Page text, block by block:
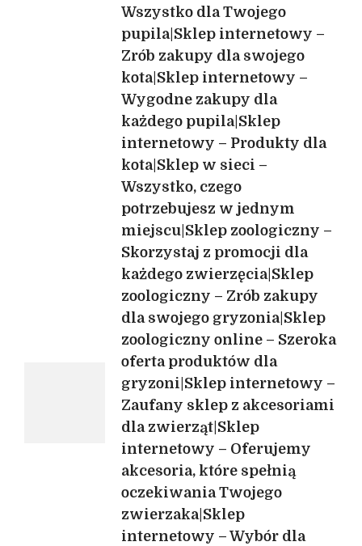
dla
psów|Sklep
zoologiczny
online
–
Szeroki
produktów
dla
Twoich
zwierzaków|Sklep
online
–
Niezbędne
akcesoria
kota|Sklep
zoologiczny
w
sieci
–
Różnorodne
akcesoria
dla
gryzoni
Wszystko dla Twojego
pupila|Sklep internetowy –
Zrób zakupy dla swojego
kota|Sklep internetowy –
Wygodne zakupy dla
każdego pupila|Sklep
internetowy – Produkty dla
kota|Sklep w sieci –
Wszystko, czego
potrzebujesz w jednym
miejscu|Sklep zoologiczny –
Skorzystaj z promocji dla
każdego zwierzęcia|Sklep
zoologiczny – Zrób zakupy
dla swojego gryzonia|Sklep
zoologiczny online – Szeroka
oferta produktów dla
gryzoni|Sklep internetowy –
Zaufany sklep z akcesoriami
dla zwierząt|Sklep
internetowy – Oferujemy
akcesoria, które spełnią
oczekiwania Twojego
zwierzaka|Sklep
internetowy – Wybór dla